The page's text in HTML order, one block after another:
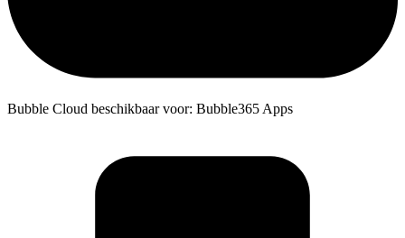
Bubble Cloud beschikbaar voor: Bubble365 Apps